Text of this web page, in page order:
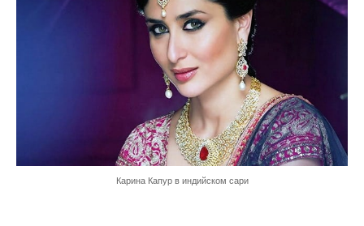
Карина Капур в индийском сари